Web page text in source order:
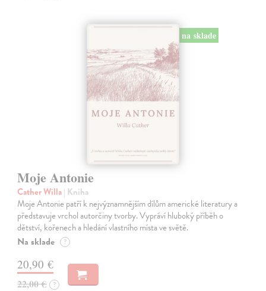
na sklade
Moje Antonie
Cather Willa| Kniha
Moje Antonie patří k nejvýznamnějším dílům americké literatury a
představuje vrchol autorčiny tvorby. Vypráví hluboký příběh o
dětství, kořenech a hledání vlastního místa ve světě.
Na sklade ?
20,90 €
22,00 € ?